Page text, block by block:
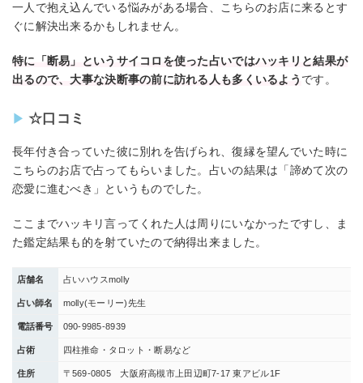
一人で抱え込んでいる悩みがある場合、こちらのお店に来るとす
ぐに解決出来るかもしれません。
特に「断易」というサイコロを使った占いではハッキリと結果が
出るので、大事な決断事の前に訪れる人も多くいるよう です。
☆口コミ
長年付き合っていた彼に別れを告げられ、復縁を望んでいた時に
こちらのお店で占ってもらいました。占いの結果は「諦めて次の
恋愛に進むべき」というものでした。
ここまでハッキリ言ってくれた人は周りにいなかったですし、ま
た鑑定結果も的を射ていたので納得出来ました。
店舗名 占いハウスmolly
占い師名 molly(モーリー)先生
電話番号 090-9985-8939
占術 四柱推命・タロット・断易など
住所 〒569-0805 大阪府高槻市上田辺町7-17 東アビル1F